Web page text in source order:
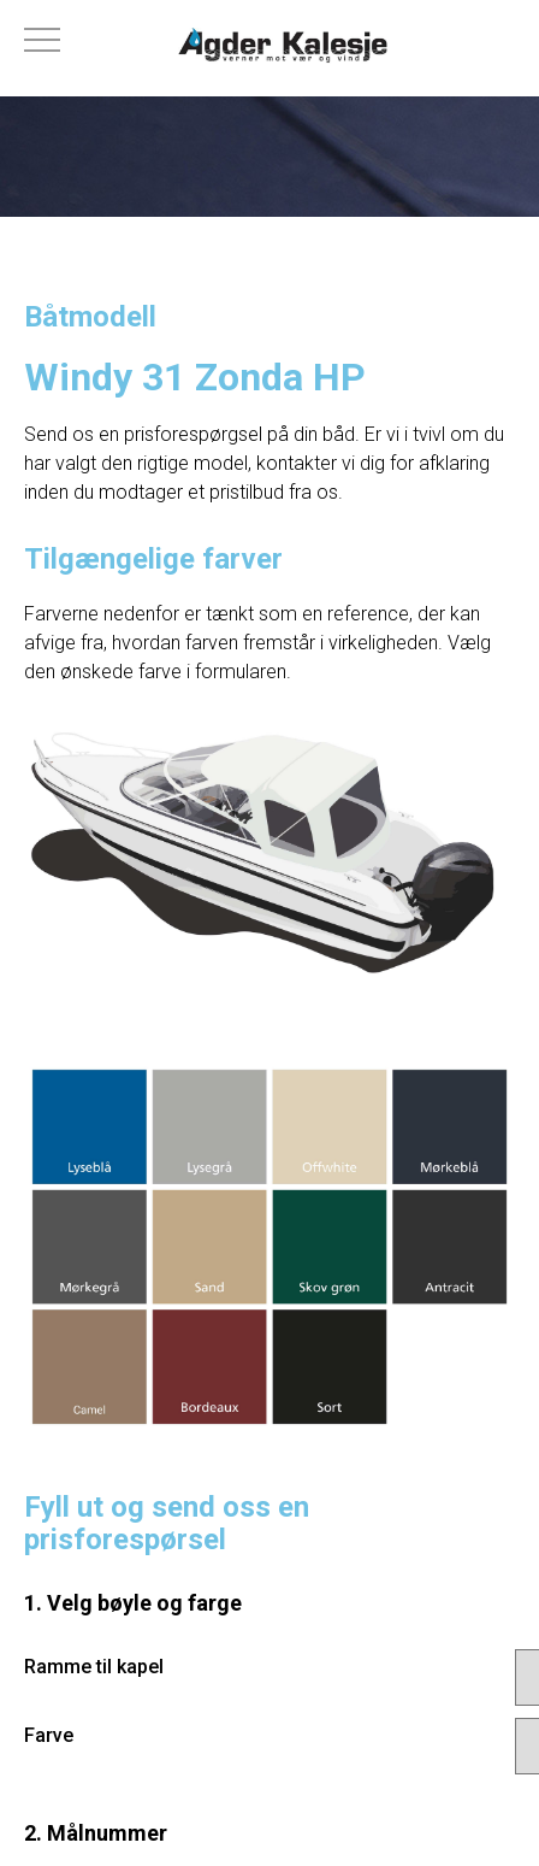
Båtmodell
Windy 31 Zonda HP
Send os en prisforespørgsel på din båd. Er vi i tvivl om du
har valgt den rigtige model, kontakter vi dig for afklaring
inden du modtager et pristilbud fra os.
Tilgængelige farver
Farverne nedenfor er tænkt som en reference, der kan
afvige fra, hvordan farven fremstår i virkeligheden. Vælg
den ønskede farve i formularen.
Fyll ut og send oss en
prisforespørsel
1. Velg bøyle og farge
Ramme til kapel
Farve
2. Målnummer